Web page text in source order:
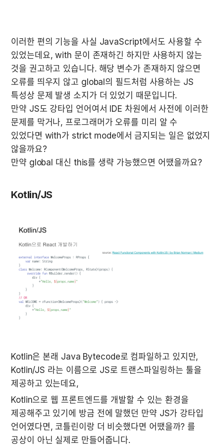
이러한 편의 기능을 사실 JavaScript에서도 사용할 수
있었는데요, with 문이 존재하긴 하지만 사용하지 않는
것을 권고하고 있습니다. 해당 변수가 존재하지 않으면
오류를 띄우지 않고 global의 필드처럼 사용하는 JS
특성상 문제 발생 소지가 더 있었기 때문입니다.
만약 JS도 강타입 언어여서 IDE 차원에서 사전에 이러한
문제를 막거나, 프로그래머가 오류를 미리 알 수
있었다면 with가 strict mode에서 금지되는 일은 없었지
않을까요?
만약 global 대신 this를 생략 가능했으면 어땠을까요?
Kotlin/JS
Kotlin은 본래 Java Bytecode로 컴파일하고 있지만,
Kotlin/JS 라는 이름으로 JS로 트랜스파일링하는 툴을
제공하고 있는데요,
Kotlin으로 웹 프론트엔드를 개발할 수 있는 환경을
제공해주고 있기에 방금 전에 말했던 만약 JS가 강타입
언어였다면, 코틀린이랑 더 비슷했다면 어땠을까? 를
공상이 아닌 실제로 만들어줍니다.